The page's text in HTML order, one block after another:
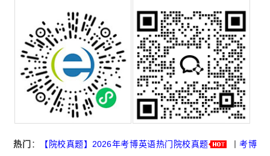
热门 ： 【院校真题】2026年考博英语热门院校真题 丨考博